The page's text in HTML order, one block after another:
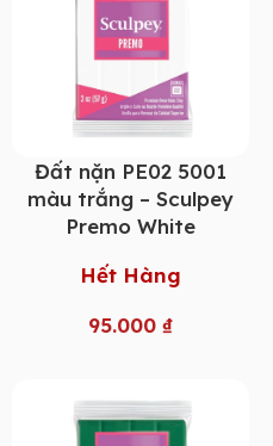
Đất nặn PE02 5001
màu trắng – Sculpey
Premo White
Hết Hàng
95.000 ₫